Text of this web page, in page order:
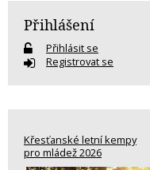
Přihlášení
Přihlásit se
Registrovat se
Křesťanské letní kempy
pro mládež 2026